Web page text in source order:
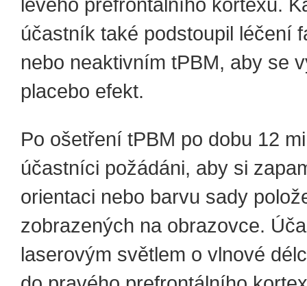
levého prefrontálního kortexu.
účastník také podstoupil léčení
nebo neaktivním tPBM, aby se
placebo efekt.
Po ošetření tPBM po dobu 12
účastníci požádáni, aby si
orientaci nebo barvu sady
zobrazených na obrazovce.
laserovým světlem o vlnové